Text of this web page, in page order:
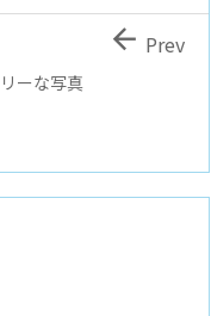
ーな写真
 Prev